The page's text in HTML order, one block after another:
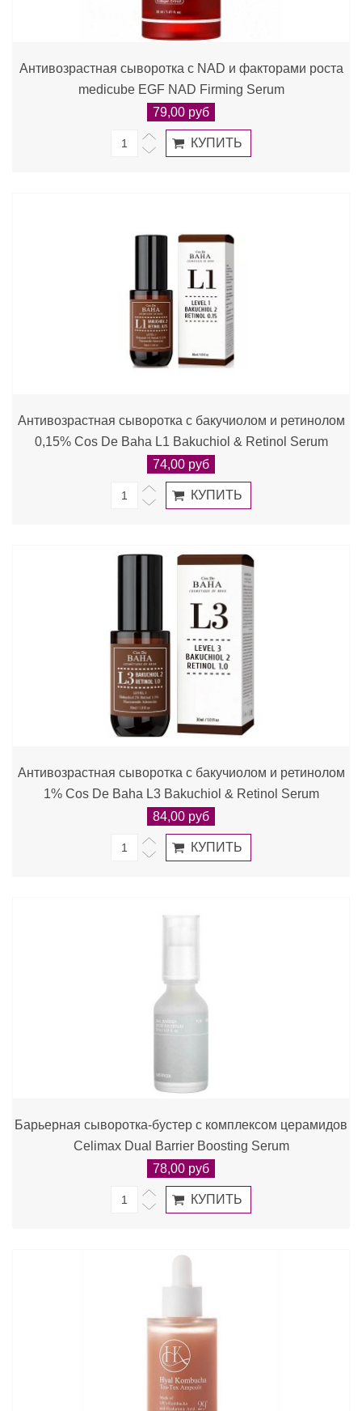
Антивозрастная сыворотка с NAD и факторами роста
medicube EGF NAD Firming Serum
79,00 руб
Антивозрастная сыворотка с бакучиолом и ретинолом
0,15% Cos De Baha L1 Bakuchiol & Retinol Serum
74,00 руб
Антивозрастная сыворотка с бакучиолом и ретинолом
1% Cos De Baha L3 Bakuchiol & Retinol Serum
84,00 руб
Барьерная сыворотка-бустер с комплексом церамидов
Celimax Dual Barrier Boosting Serum
78,00 руб